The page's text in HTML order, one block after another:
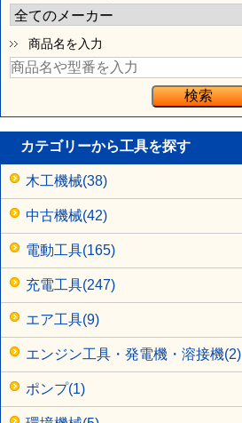
商品名を入力
カテゴリーから工具を探す
木工機械(38)
中古機械(42)
電動工具(165)
充電工具(247)
エア工具(9)
エンジン工具・発電機・溶接機(2)
ポンプ(1)